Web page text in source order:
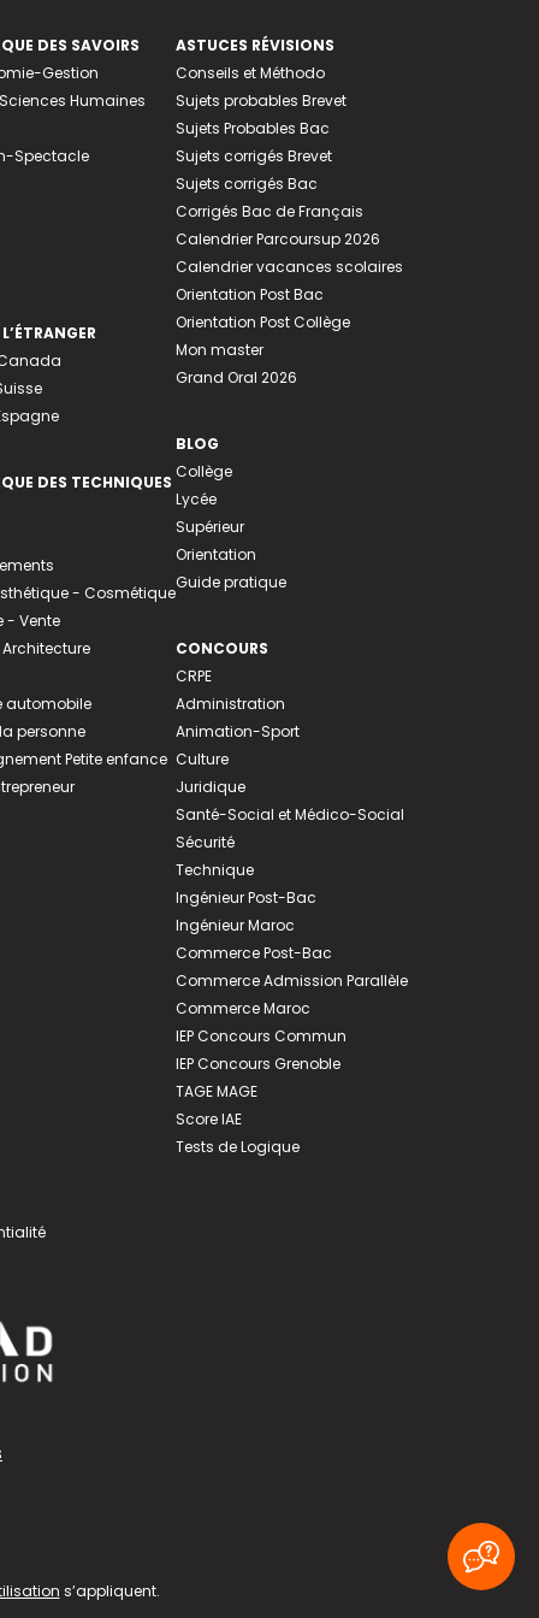
DES SAVOIRS
Gestion
Humaines
Spectacle
DES TECHNIQUES
- Cosmétique
- Vente
automobile
personne
Petite enfance
ASTUCES RÉVISIONS
Conseils et Méthodo
Sujets probables Brevet
Sujets Probables Bac
Sujets corrigés Brevet
Sujets corrigés Bac
Corrigés Bac de Français
Calendrier Parcoursup 2026
Calendrier vacances scolaires
Orientation Post Bac
Orientation Post Collège
Mon master
Grand Oral 2026
BLOG
Collège
Lycée
Supérieur
Orientation
Guide pratique
CONCOURS
CRPE
Administration
Animation-Sport
Culture
Juridique
Santé-Social et Médico-Social
Sécurité
Technique
Ingénieur Post-Bac
Ingénieur Maroc
Commerce Post-Bac
Commerce Admission Parallèle
Commerce Maroc
IEP Concours Commun
IEP Concours Grenoble
TAGE MAGE
Score IAE
Tests de Logique
s’appliquent.